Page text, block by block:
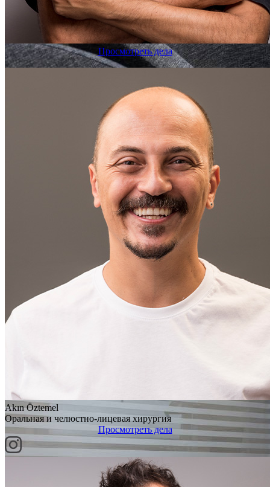
Просмотреть дела
Akın Öztemel
Оральная и челюстно-лицевая хирургия
Просмотреть дела